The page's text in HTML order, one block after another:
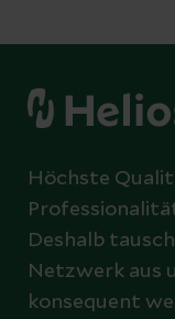
Höchste
Deshalb
Netzwerk aus
konsequent